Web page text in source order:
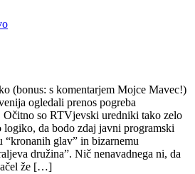
(bonus: s komentarjem Mojce Mavec!)
ogledali prenos pogreba
Očitno so RTVjevski uredniki tako zelo
da bodo zdaj javni programski
glav” in bizarnemu
družina”. Nič nenavadnega ni, da
že […]